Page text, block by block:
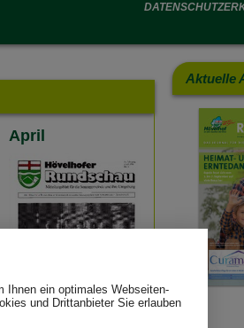
Ihnen ein optimales Webseiten-
und Drittanbieter Sie erlauben
April
Aktuelle